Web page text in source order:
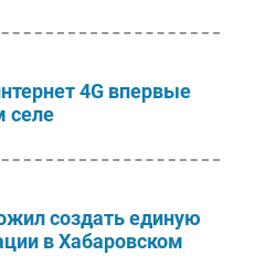
4G впервые
селе
создать единую
в Хабаровском